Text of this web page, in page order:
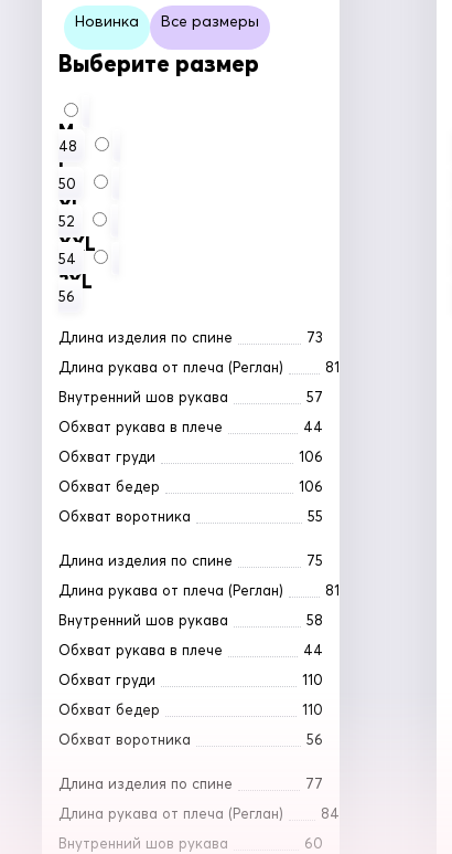
Новинка Все размеры
Выберите размер
M
48
L
50
XL
52
XXL
54
3XL
56
Длина изделия по спине
73
Длина рукава от плеча (Реглан)
81
Внутренний шов рукава
57
Обхват рукава в плече
44
Обхват груди
106
Обхват бедер
106
Обхват воротника
55
Длина изделия по спине
75
Длина рукава от плеча (Реглан)
81
Внутренний шов рукава
58
Обхват рукава в плече
44
Обхват груди
110
Обхват бедер
110
Обхват воротника
56
Длина изделия по спине
77
Длина рукава от плеча (Реглан)
84
Внутренний шов рукава
60